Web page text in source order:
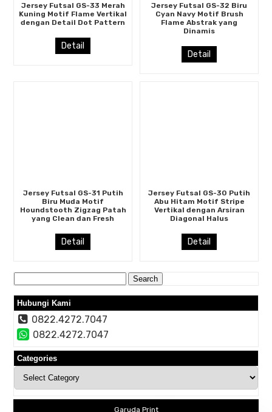
Jersey Futsal GS-33 Merah
Kuning Motif Flame Vertikal
dengan Detail Dot Pattern
Detail
Jersey Futsal GS-32 Biru
Cyan Navy Motif Brush
Flame Abstrak yang
Dinamis
Detail
Jersey Futsal GS-31 Putih
Biru Muda Motif
Houndstooth Zigzag Patah
yang Clean dan Fresh
Detail
Jersey Futsal GS-30 Putih
Abu Hitam Motif Stripe
Vertikal dengan Arsiran
Diagonal Halus
Detail
Search
for:
Hubungi Kami
0822.4272.7047
0822.4272.7047
Categories
Categories
Garuda Print